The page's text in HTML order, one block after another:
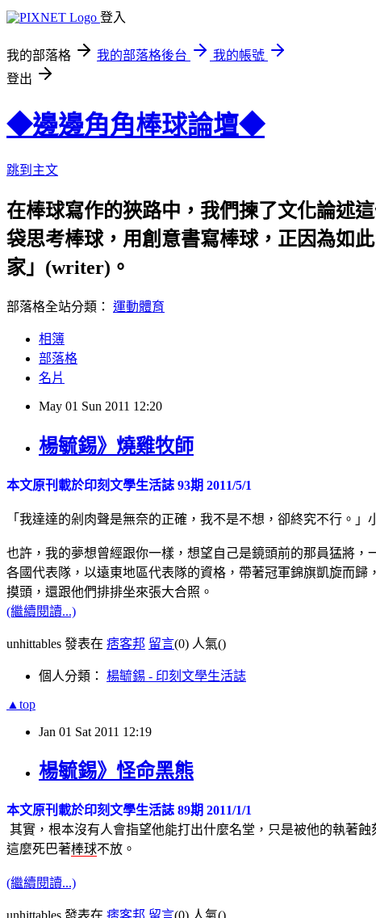
登入
我的部落格 我的部落格後台
我的帳號
登出
◆邊邊角角棒球論壇◆
跳到主文
在棒球寫作的狹路中，我們揀了文化論述
袋思考棒球，用創意書寫棒球，正因為如
家」(writer)。
部落格全站分類： 運動體育
相簿
部落格
名片
May 01 Sun 2011 12:20
楊毓錫》燒雞牧師
本文原刊載於印刻文學生活誌 93期 2011/5/1
「我達達的剁肉聲是無奈的正確，我不是不想，卻終究不行。
也許，我的夢想曾經跟你一樣，想望自己是鏡頭前的那員猛將
各國代表隊，以遠東地區代表隊的資格，帶著冠軍錦旗凱旋而
摸頭，還跟他們排排坐來張大合照。
(繼續閱讀...)
unhittables 發表在 痞客邦 留言(0) 人氣()
個人分類： 楊毓錫 - 印刻文學生活誌
▲top
Jan 01 Sat 2011 12:19
楊毓錫》怪命黑熊
本文原刊載於印刻文學生活誌 89期 2011/1/1
其實，根本沒有人會指望他能打出什麼名堂，只是被他的執著
這麼死巴著棒球不放。
(繼續閱讀...)